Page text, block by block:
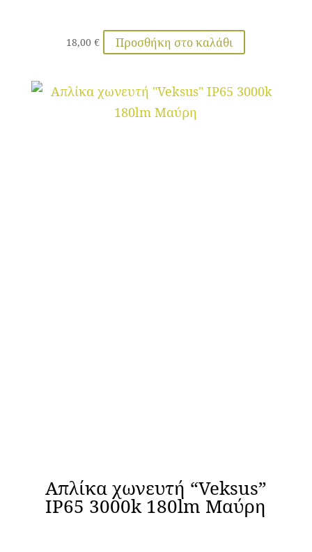
18,00€ Προσθήκη στο καλάθι
Απλίκα χωνευτή “Veksus”
IP65 3000k 180lm Μαύρη